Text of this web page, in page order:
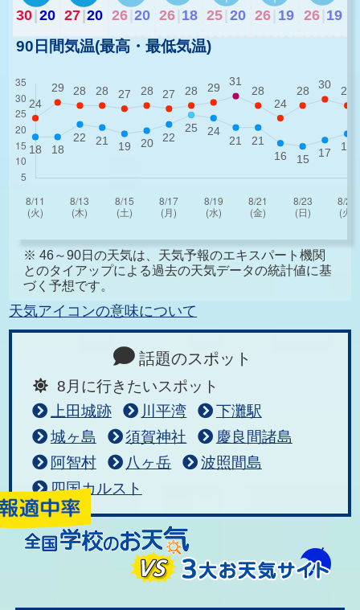
30|20 27|20 26 20 26 18 25 20 26 19 26 19
90日間気温(最高・最低気温)
※ 46～90日の天気は、天気予報のエキスパート機関
とのタイアップによる過去の天気データの統計値に基
づく予想です。
天気アイコンの意味について
話題のスポット
8月に行きたいスポット
上田城跡
川平湾
下灘駅
城ヶ島
須賀神社
慶良間諸島
阿智村
八ヶ岳
波照間島
四国カルスト